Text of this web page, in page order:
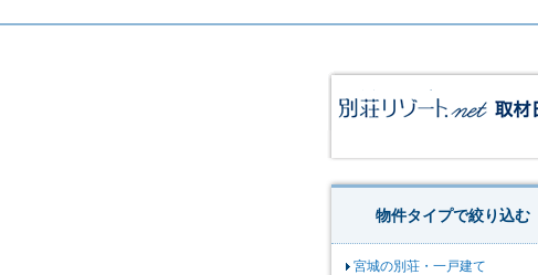
物件タイプで絞り込む
宮城の別荘・一戸建て